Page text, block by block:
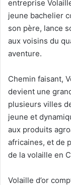
entreprise
jeune bachelier
son père, lance
aux voisins du
aventure.
Chemin faisant,
devient une
plusieurs villes
jeune et
aux produits
africaines, et de
de la volaille en
Volaille d’or